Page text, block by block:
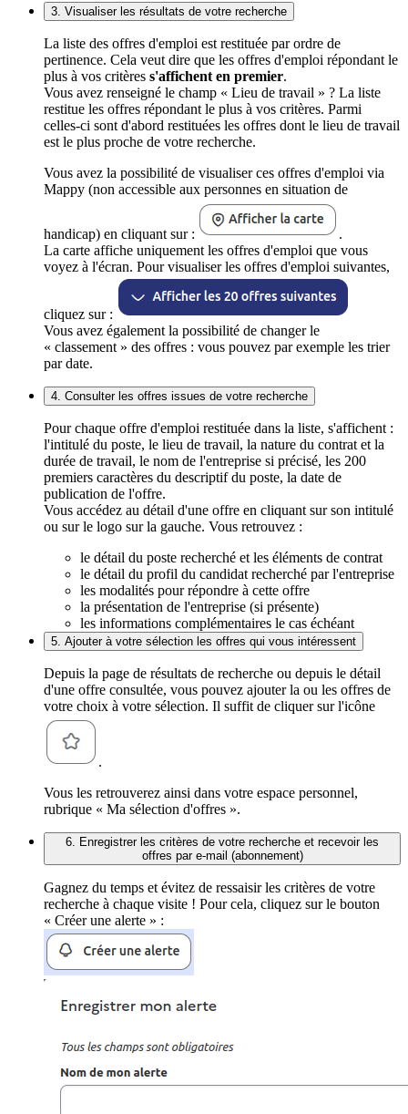
3. Visualiser les résultats de votre recherche
La liste des offres d'emploi est restituée par ordre de
pertinence. Cela veut dire que les offres d'emploi répondant le
plus à vos critères s'affichent en premier.
Vous avez renseigné le champ « Lieu de travail » ? La liste
restitue les offres répondant le plus à vos critères. Parmi
celles-ci sont d'abord restituées les offres dont le lieu de travail
est le plus proche de votre recherche.
Vous avez la possibilité de visualiser ces offres d'emploi via
Mappy (non accessible aux personnes en situation de
handicap) en cliquant sur :
.
La carte affiche uniquement les offres d'emploi que vous
voyez à l'écran. Pour visualiser les offres d'emploi suivantes,
cliquez sur :
Vous avez également la possibilité de changer le
« classement » des offres : vous pouvez par exemple les trier
par date.
4. Consulter les offres issues de votre recherche
Pour chaque offre d'emploi restituée dans la liste, s'affichent :
l'intitulé du poste, le lieu de travail, la nature du contrat et la
durée de travail, le nom de l'entreprise si précisé, les 200
premiers caractères du descriptif du poste, la date de
publication de l'offre.
Vous accédez au détail d'une offre en cliquant sur son intitulé
ou sur le logo sur la gauche. Vous retrouvez :
le détail du poste recherché et les éléments de contrat
le détail du profil du candidat recherché par l'entreprise
les modalités pour répondre à cette offre
la présentation de l'entreprise (si présente)
les informations complémentaires le cas échéant
5. Ajouter à votre sélection les offres qui vous intéressent
Depuis la page de résultats de recherche ou depuis le détail
d'une offre consultée, vous pouvez ajouter la ou les offres de
votre choix à votre sélection. Il suffit de cliquer sur l'icône
.
Vous les retrouverez ainsi dans votre espace personnel,
rubrique « Ma sélection d'offres ».
6. Enregistrer les critères de votre recherche et recevoir les
offres par e-mail (abonnement)
Gagnez du temps et évitez de ressaisir les critères de votre
recherche à chaque visite ! Pour cela, cliquez sur le bouton
« Créer une alerte » :